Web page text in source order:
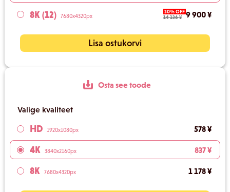
8K (12) 7680x4320px
30% OFF
14 136 ¥
9 900 ¥
Lisa ostukorvi
Osta see toode
Valige kvaliteet
HD 1920x1080px 578 ¥
4K 3840x2160px 837 ¥
8K 7680x4320px 1 178 ¥